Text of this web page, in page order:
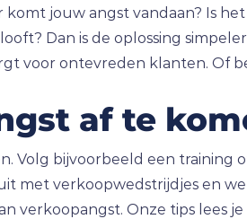
jouw angst vandaan? Is
Dan is de oplossing
voor ontevreden klanten. Of
af te
Volg bijvoorbeeld een
met verkoopwedstrijdjes en
verkoopangst. Onze tips lees je